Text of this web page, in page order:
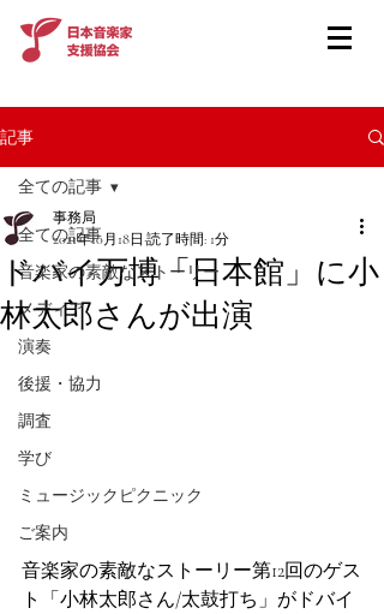
記事
全ての記事
音楽家の素敵なストーリー
メディア
演奏
後援・協力
調査
学び
ミュージックピクニック
ご案内
全ての記事
ドバイ万博「日本館」に小
林太郎さんが出演
事務局
2021年10月18日 読了時間: 1分
音楽家の素敵なストーリー第12回のゲス
ト「小林太郎さん/太鼓打ち」がドバイ